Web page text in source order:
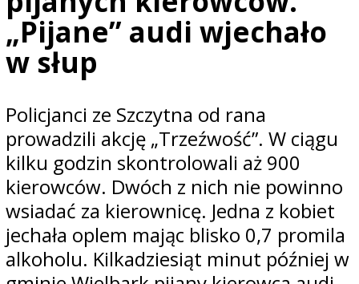
„Pijane” audi wjechało
w słup
Policjanci ze Szczytna od rana
prowadzili akcję „Trzeźwość”. W ciągu
kilku godzin skontrolowali aż 900
kierowców. Dwóch z nich nie powinno
wsiadać za kierownicę. Jedna z kobiet
jechała oplem mając blisko 0,7 promila
alkoholu. Kilkadziesiąt minut później w